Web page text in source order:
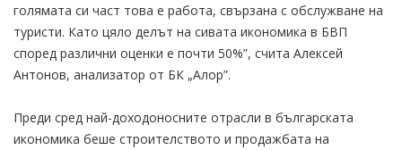
голямата си част това е работа, свързана с обслужване на
туристи. Като цяло делът на сивата икономика в БВП
според различни оценки е почти 50%”, счита Алексей
Антонов, анализатор от БК „Алор”.
Преди сред най-доходоносните отрасли в българската
икономика беше строителството и продажбата на